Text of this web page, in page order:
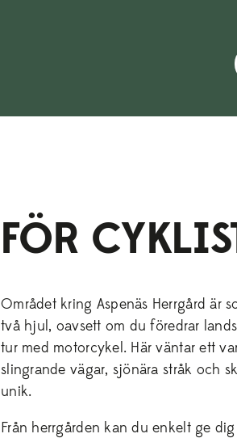
FÖR
Området kring Aspenäs Herrgård är
två hjul, oavsett om du föredrar
tur med motorcykel. Här väntar ett
slingrande vägar, sjönära stråk och
unik.
Från herrgården kan du enkelt ge